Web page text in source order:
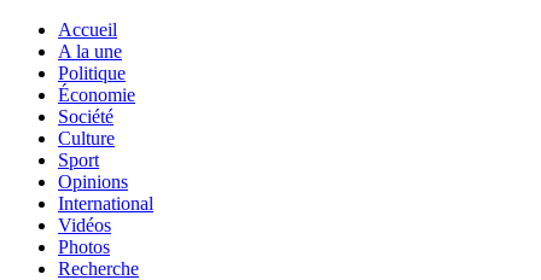
Accueil
A la une
Politique
Économie
Société
Culture
Sport
Opinions
International
Vidéos
Photos
Recherche